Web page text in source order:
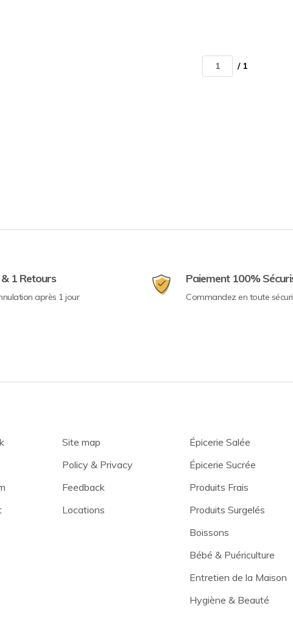
/ 1
1 Retours
après 1 jour
Paiement 100%
Commandez en toute
Site map
Policy & Privacy
Feedback
Locations
Épicerie Salée
Épicerie Sucrée
Produits Frais
Produits Surgelés
Boissons
Bébé & Puériculture
Entretien de la Maison
Hygiène & Beauté